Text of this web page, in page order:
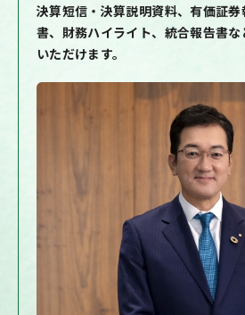
決算短信・決算説明資料、有価証
書、財務ハイライト、統合報告書
いただけます。